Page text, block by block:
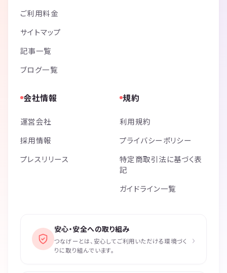
ご利用料金
サイトマップ
記事一覧
ブログ一覧
会社情報
運営会社
採用情報
プレスリリース
規約
利用規約
プライバシーポリシー
特定商取引法に基づく表
記
ガイドライン一覧
安心・安全への取り組み
つなげーとは、安心してご利用いただける環境づく
りに取り組んでいます。
›